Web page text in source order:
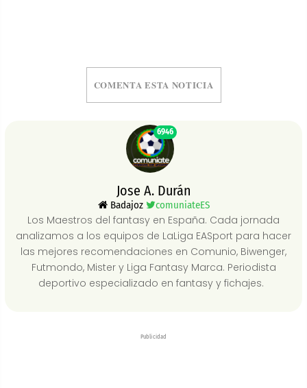
COMENTA ESTA NOTICIA
6946
Jose A. Durán
Badajoz comuniateES
Los Maestros del fantasy en España. Cada jornada
analizamos a los equipos de LaLiga EASport para hacer
las mejores recomendaciones en Comunio, Biwenger,
Futmondo, Mister y Liga Fantasy Marca. Periodista
deportivo especializado en fantasy y fichajes.
Publicidad